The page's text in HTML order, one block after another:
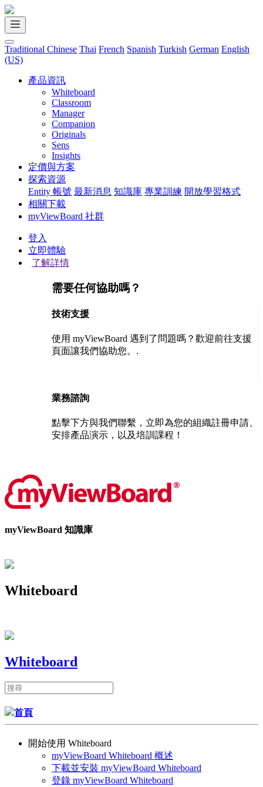
Traditional Chinese Thai French Spanish Turkish German English
(US)
產品資訊
Whiteboard
Classroom
Manager
Companion
Originals
Sens
Insights
定價與方案
探索資源
Entity 帳號 最新消息 知識庫 專業訓練 開放學習格式
相關下載
myViewBoard 社群
登入
立即體驗
了解詳情
需要任何協助嗎？
技術支援
使用 myViewBoard 遇到了問題嗎？歡迎前往支援
頁面讓我們協助您。.
業務諮詢
點擊下方與我們聯繫，立即為您的組織註冊申請、
安排產品演示，以及培訓課程！
myViewBoard 知識庫
Whiteboard
Whiteboard
首頁
開始使用 Whiteboard
myViewBoard Whiteboard 概述
下載並安裝 myViewBoard Whiteboard
登錄 myViewBoard Whiteboard